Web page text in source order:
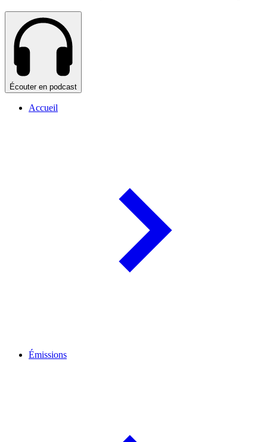
Écouter en podcast
Accueil
Émissions